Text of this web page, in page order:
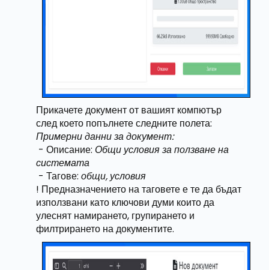
Прикачете документ от вашият компютър
след което попълнете следните полета:
Примерни данни за документ:
- Описание:Общи условия за ползване на
системата
- Тагове:общи, условия
! Предназначението на таговете е те да бъдат
използвани като ключови думи които да
улеснят намирането, групирането и
филтрирането на документите.